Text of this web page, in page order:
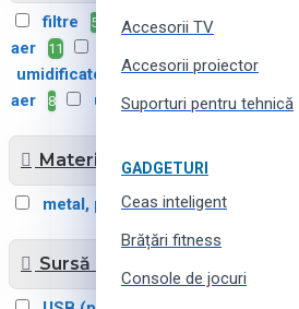
Accesorii TV
Accesorii proiector
Suporturi pentru tehnică
GADGETURI
Ceas inteligent
Brățări fitness
Console de jocuri
filtre 5
purificatoare de
aer
11
umidificatoare și purificatoare de
aer
8 uscătoare de aer 2
Materialul carcasei
metal, plastic 3 plastic
Sursă de putere